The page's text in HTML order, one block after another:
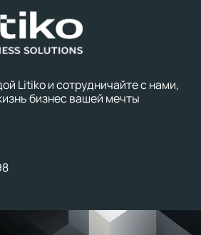
Litiko и сотрудничайте с нами,
бизнес вашей мечты